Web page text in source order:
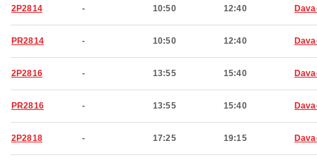
2P2814 - 10:50 12:40
PR2814 - 10:50 12:40
2P2816 - 13:55 15:40
PR2816 - 13:55 15:40
2P2818 - 17:25 19:15